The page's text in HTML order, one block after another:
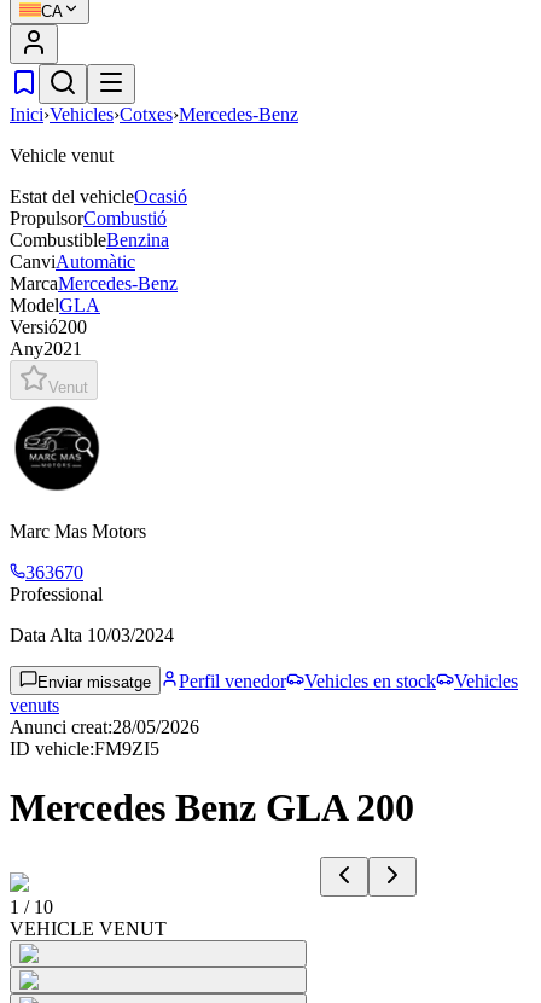
CA
Inici›Vehicles›Cotxes›Mercedes-Benz
Vehicle venut
Estat del vehicleOcasió
PropulsorCombustió
CombustibleBenzina
CanviAutomàtic
MarcaMercedes-Benz
ModelGLA
Versió200
Any2021
Venut
Marc Mas Motors
363670
Professional
Data Alta 10/03/2024
Enviar missatge Perfil venedor Vehicles en stock
Vehicles
venuts
Anunci creat:28/05/2026
ID vehicle:FM9ZI5
Mercedes Benz GLA 200
1 / 10
VEHICLE VENUT